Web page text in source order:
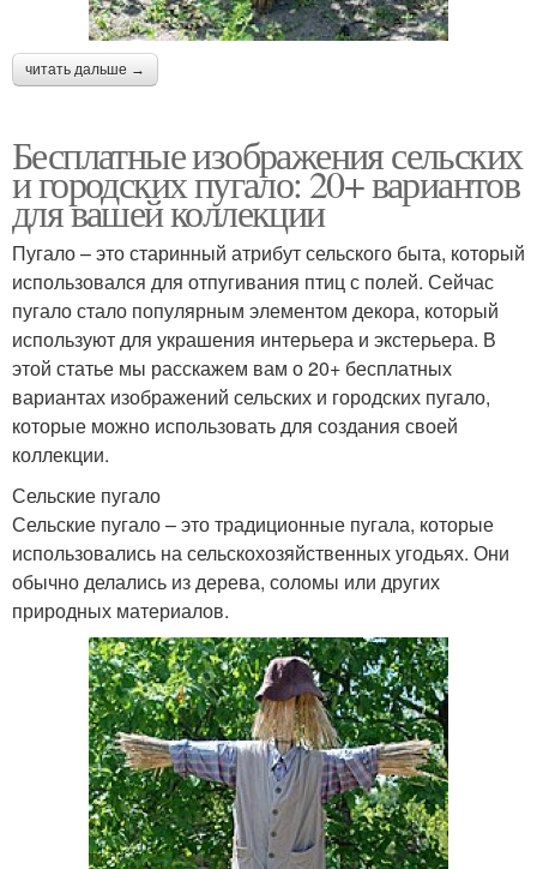
читать дальше →
Бесплатные изображения сельских
и городских пугало: 20+ вариантов
для вашей коллекции
Пугало – это старинный атрибут сельского быта, который
использовался для отпугивания птиц с полей. Сейчас
пугало стало популярным элементом декора, который
используют для украшения интерьера и экстерьера. В
этой статье мы расскажем вам о 20+ бесплатных
вариантах изображений сельских и городских пугало,
которые можно использовать для создания своей
коллекции.
Сельские пугало
Сельские пугало – это традиционные пугала, которые
использовались на сельскохозяйственных угодьях. Они
обычно делались из дерева, соломы или других
природных материалов.